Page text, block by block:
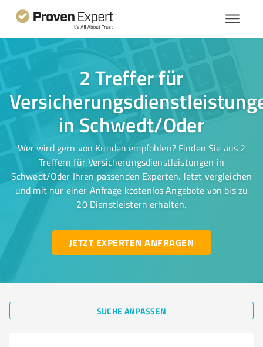
2 Treffer für
in Schwedt/Oder
Wer wird gern von Kunden empfohlen? Finden Sie aus 2
Treffern für Versicherungsdienstleistungen in
Schwedt/Oder Ihren passenden Experten. Jetzt vergleichen
und mit nur einer Anfrage kostenlos Angebote von bis zu
20 Dienstleistern erhalten.
JETZT EXPERTEN ANFRAGEN
SUCHE ANPASSEN